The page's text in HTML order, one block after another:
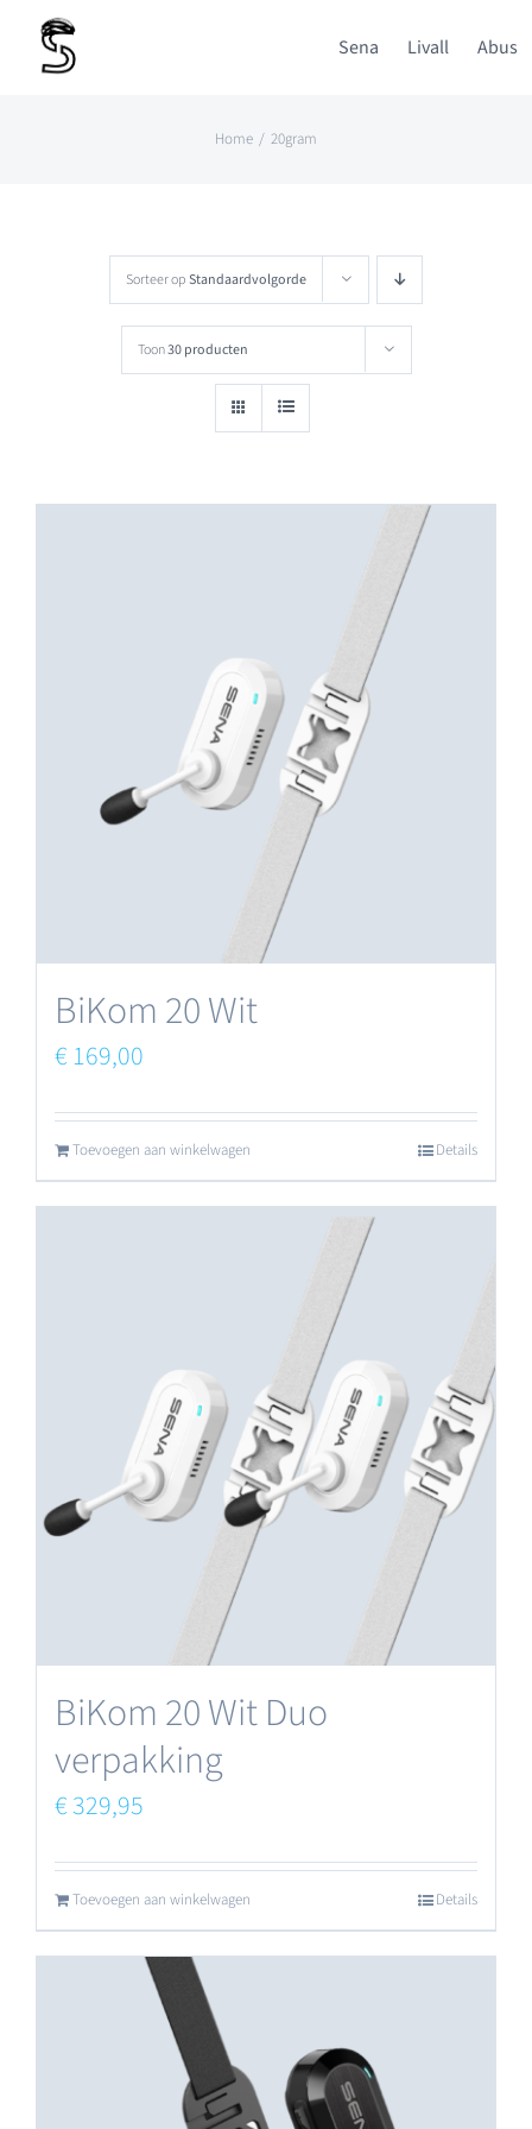
naar
Sena Livall Abus
Home 20gram
Sorteer opStandaardvolgorde
Toon30 producten
BiKom 20 Wit
€169,00
Toevoegen aan winkelwagen Details
BiKom 20 Wit Duo
verpakking
€329,95
Toevoegen aan winkelwagen Details